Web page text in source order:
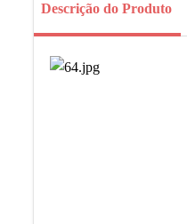
Descrição do Produto